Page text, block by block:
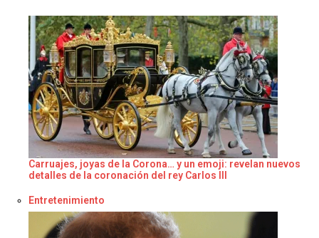
Carruajes, joyas de la Corona… y un emoji: revelan nuevos
detalles de la coronación del rey Carlos III
Respecto a
Entretenimiento